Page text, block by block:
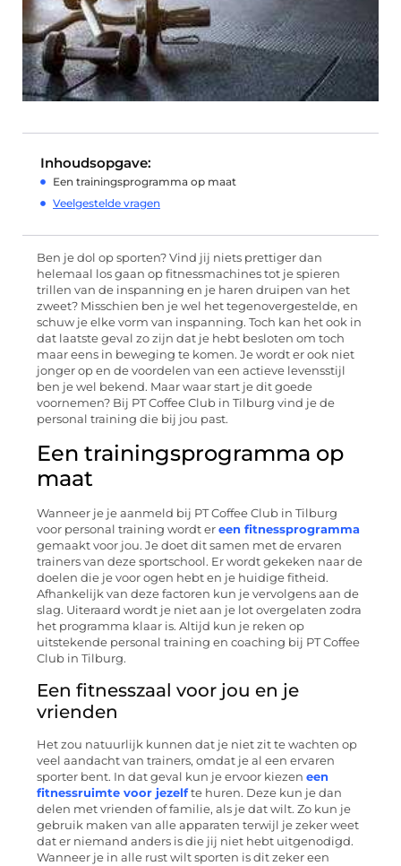
Inhoudsopgave:
Een trainingsprogramma op maat
Veelgestelde vragen
Ben je dol op sporten? Vind jij niets prettiger dan
helemaal los gaan op fitnessmachines tot je spieren
trillen van de inspanning en je haren druipen van het
zweet? Misschien ben je wel het tegenovergestelde, en
schuw je elke vorm van inspanning. Toch kan het ook in
dat laatste geval zo zijn dat je hebt besloten om toch
maar eens in beweging te komen. Je wordt er ook niet
jonger op en de voordelen van een actieve levensstijl
ben je wel bekend. Maar waar start je dit goede
voornemen? Bij PT Coffee Club in Tilburg vind je de
personal training die bij jou past.
Een trainingsprogramma op
maat
Wanneer je je aanmeld bij PT Coffee Club in Tilburg
voor personal training wordt er een fitnessprogramma
gemaakt voor jou. Je doet dit samen met de ervaren
trainers van deze sportschool. Er wordt gekeken naar de
doelen die je voor ogen hebt en je huidige fitheid.
Afhankelijk van deze factoren kun je vervolgens aan de
slag. Uiteraard wordt je niet aan je lot overgelaten zodra
het programma klaar is. Altijd kun je reken op
uitstekende personal training en coaching bij PT Coffee
Club in Tilburg.
Een fitnesszaal voor jou en je
vrienden
Het zou natuurlijk kunnen dat je niet zit te wachten op
veel aandacht van trainers, omdat je al een ervaren
sporter bent. In dat geval kun je ervoor kiezen een
fitnessruimte voor jezelfte huren. Deze kun je dan
delen met vrienden of familie, als je dat wilt. Zo kun je
gebruik maken van alle apparaten terwijl je zeker weet
dat er niemand anders is die jij niet hebt uitgenodigd.
Wanneer je in alle rust wilt sporten is dit zeker een